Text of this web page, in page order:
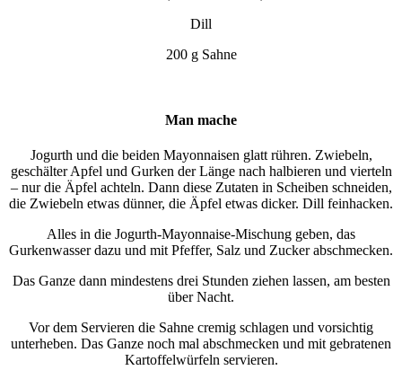
Dill
200 g Sahne
Man mache
Jogurth und die beiden Mayonnaisen glatt rühren. Zwiebeln,
geschälter Apfel und Gurken der Länge nach halbieren und vierteln
– nur die Äpfel achteln. Dann diese Zutaten in Scheiben schneiden,
die Zwiebeln etwas dünner, die Äpfel etwas dicker. Dill feinhacken.
Alles in die Jogurth-Mayonnaise-Mischung geben, das
Gurkenwasser dazu und mit Pfeffer, Salz und Zucker abschmecken.
Das Ganze dann mindestens drei Stunden ziehen lassen, am besten
über Nacht.
Vor dem Servieren die Sahne cremig schlagen und vorsichtig
unterheben. Das Ganze noch mal abschmecken und mit gebratenen
Kartoffelwürfeln servieren.